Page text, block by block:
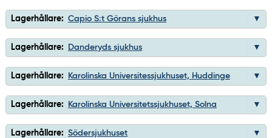
Lagerhållare: Capio S:t Görans sjukhus
Lagerhållare: Danderyds sjukhus
Lagerhållare: Karolinska Universitessjukhuset, Huddinge
Lagerhållare: Karolinska Universitetssjukhuset, Solna
Lagerhållare: Södersjukhuset